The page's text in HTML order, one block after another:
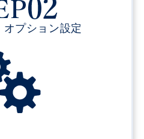
プション設定